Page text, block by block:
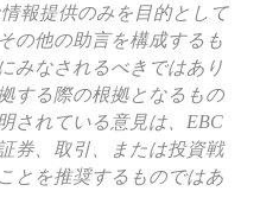
報提供のみを目的として
の他の助言を構成するも
みなされるべきではあり
する際の根拠となるもの
されている意見は、EBC
券、取引、または投資戦
とを推奨するものではあ